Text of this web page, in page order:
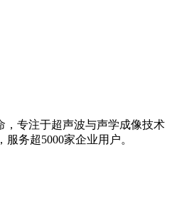
专注于超声波与声学成像技术
务超5000家企业用户。